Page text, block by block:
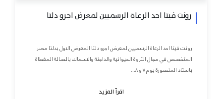
رونت فيتا احد الرعاة الرسميين لمعرض اجرو دلتا
رونت فيتا احد الرعاة الرسميين لمعرض اجرو دلتا المعرض الاول بدلتا مصر
المتخصص في مجال الثروة الحيوانية والداجنة والاسماك بالصالة المغطاة
باستاد المنصورة يوم ٧ و ٨...
اقرأ المزيد